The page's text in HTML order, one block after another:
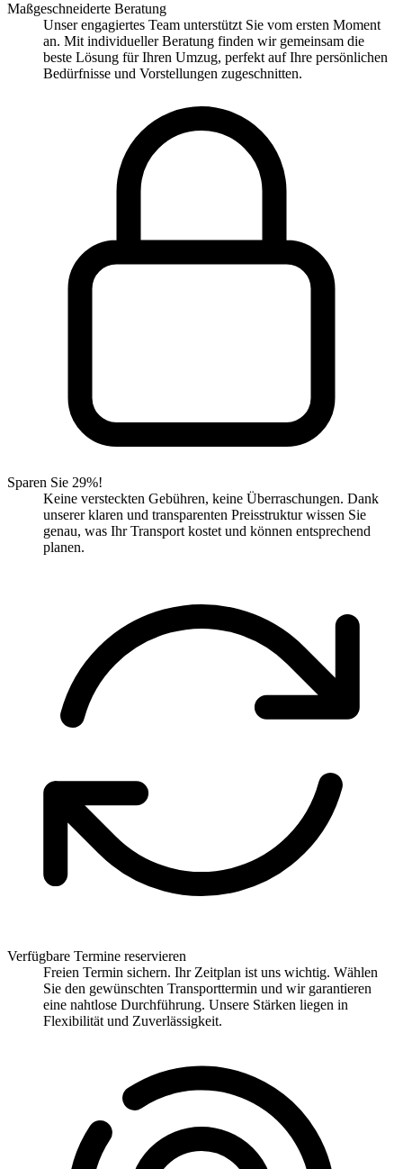
Maßgeschneiderte Beratung
Unser engagiertes Team unterstützt Sie vom ersten Moment
an. Mit individueller Beratung finden wir gemeinsam die
beste Lösung für Ihren Umzug, perfekt auf Ihre persönlichen
Bedürfnisse und Vorstellungen zugeschnitten.
Sparen Sie 29%!
Keine versteckten Gebühren, keine Überraschungen. Dank
unserer klaren und transparenten Preisstruktur wissen Sie
genau, was Ihr Transport kostet und können entsprechend
planen.
Verfügbare Termine reservieren
Freien Termin sichern. Ihr Zeitplan ist uns wichtig. Wählen
Sie den gewünschten Transporttermin und wir garantieren
eine nahtlose Durchführung. Unsere Stärken liegen in
Flexibilität und Zuverlässigkeit.